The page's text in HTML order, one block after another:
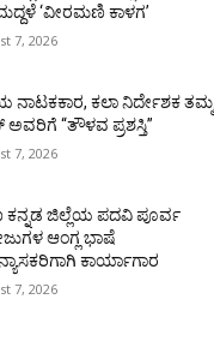
‘ವೀರಮಣಿ ಕಾಳಗ’
7, 2026
ಕಲಾ ನಿರ್ದೇಶಕ ತಮ್ಮ
ಅವರಿಗೆ “ತೌಳವ ಪ್ರಶಸ್ತಿ”
7, 2026
ಕನ್ನಡ ಜಿಲ್ಲೆಯ ಪದವಿ ಪೂರ್ವ
ಆಂಗ್ಲ ಭಾಷೆ
ಕಾರ್ಯಾಗಾರ
7, 2026